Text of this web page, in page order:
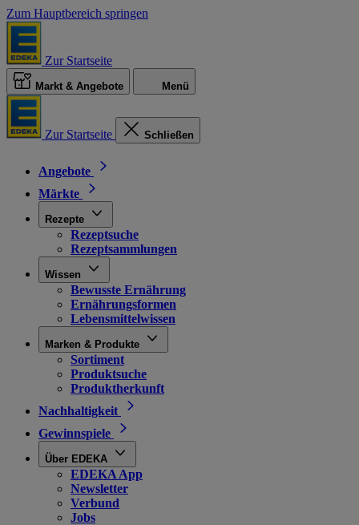
Zum Hauptbereich springen
Zur Startseite
Markt & Angebote Menü
Zur Startseite Schließen
Angebote
Märkte
Rezepte
Rezeptsuche
Rezeptsammlungen
Wissen
Bewusste Ernährung
Ernährungsformen
Lebensmittelwissen
Marken & Produkte
Sortiment
Produktsuche
Produktherkunft
Nachhaltigkeit
Gewinnspiele
Über EDEKA
EDEKA App
Newsletter
Verbund
Jobs